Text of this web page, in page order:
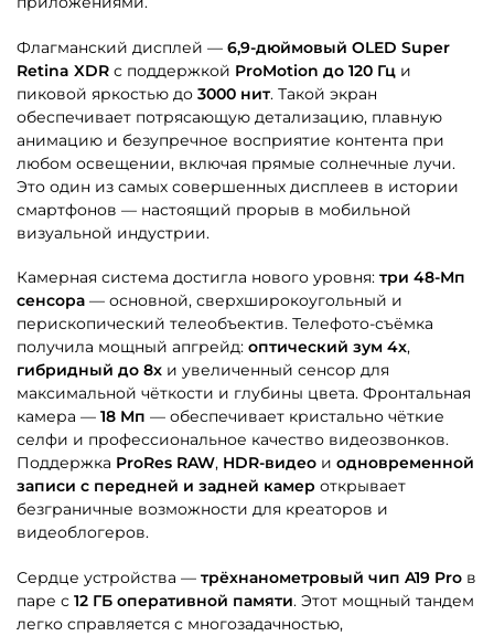
Флагманский дисплей — 6,9-дюймовый OLED Super
Retina XDR с поддержкой ProMotion до 120 Гц и
пиковой яркостью до 3000 нит. Такой экран
обеспечивает потрясающую детализацию, плавную
анимацию и безупречное восприятие контента при
любом освещении, включая прямые солнечные лучи.
Это один из самых совершенных дисплеев в истории
смартфонов — настоящий прорыв в мобильной
визуальной индустрии.
Камерная система достигла нового уровня: три 48-Мп
сенсора — основной, сверхширокоугольный и
перископический телеобъектив. Телефото-съёмка
получила мощный апгрейд: оптический зум 4x,
гибридный до 8x и увеличенный сенсор для
максимальной чёткости и глубины цвета. Фронтальная
камера — 18 Мп — обеспечивает кристально чёткие
селфи и профессиональное качество видеозвонков.
Поддержка ProRes RAW, HDR-видео и одновременной
записи с передней и задней камер открывает
безграничные возможности для креаторов и
видеоблогеров.
Сердце устройства — трёхнанометровый чип A19 Pro в
паре с 12 ГБ оперативной памяти. Этот мощный тандем
легко справляется с многозадачностью,